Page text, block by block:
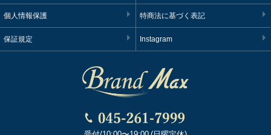
個人情報保護 特商法に基づく表記
保証規定 Instagram